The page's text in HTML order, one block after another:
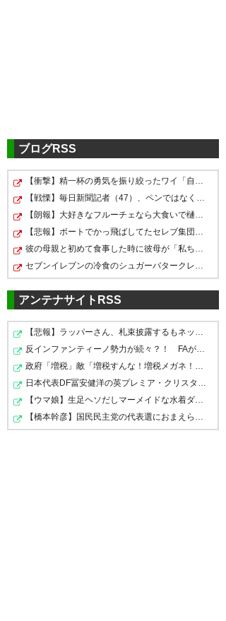
ちゃん速報
— ジェフユナイテッド市原・千
葉（公式） (jef_united)2018, 6
月 30
#ジェフ千葉 勝利ーーーー(๑˃̵ᴗ˂̵ﾉ
ﾉﾞ☆ﾊﾟﾁﾊﾟﾁ❤️💛💚❤️💛💚❤️💛💚
— 吉岡 由梨子 (y_y219) 2018, 6
月 30
何とか勝った～ アウェイではや
勝てばよかろうなのだァァァァ
ッ! クリーンシート！
#jefunited
— イトトモ (tomoya_1103ti)
2018, 6月 30
ラリベイとふなーの試合終わっ
た瞬間の姿が試合のキツさを物
語ってる。プレッシャーかかっ
てたんだなー。
ラリベイさんのインタビュー！
瞳が綺麗なブルー(*´ω｀*)汗の
量すごいなぁ～。いかに暑いか
伝わってくる！
— nao (nao_oeu70)2018, 6月
30
ラリベイ選手のヒーローインタ
ビュー。肩でコガネムシも祝
福！https://t.co/dAqLalcACZ
ブログRSS
【衝撃】精一杯の勇気を振り絞ったワイ「自分で刈り上げ…
【戦慄】毎日新聞記者（47）、ペンではなく「包丁」を握…
【朗報】大好きなフルーチェなら大食いで樋口楓に勝てる…
【悲報】ボートでかっ飛ばしてたセレブ集団、ふっ飛ぶｗ…
彼の母親と初めて食事した時に彼母が「私ちゃんは結婚し…
セブンイレブンの冷食のシュガーバタークレープ、「ヤバ…
アンテナサイトRSS
【悲報】ラッパーさん、札束披露するもネット民から「新…
反インファンティーノ勢力が続々？！ FAがFIFA会長続投…
政府「増税」敵「増税すんな！増税メガネ！」→政府「減税…
日本代表DF冨安健洋の英プレミア・クリスタルパレス加入…
【ウマ娘】生足ヘソだしマーメイドな水着ダンツ「あぁ～…
【橋本幹彦】国民民主党の代表選におまえら注目！ちょｗ…